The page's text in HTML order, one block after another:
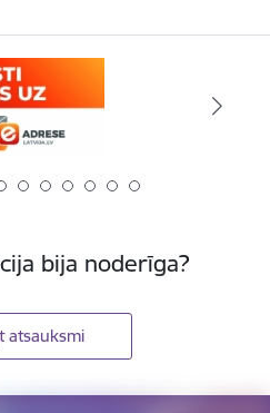
bija noderīga?
atsauksmi